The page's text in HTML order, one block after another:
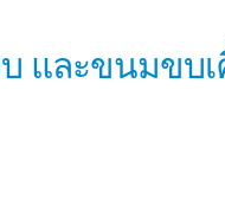
บ และขนมข